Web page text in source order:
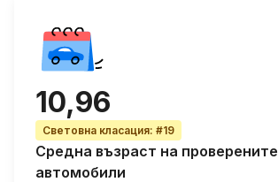
10,96
Световна класация: #19
Средна възраст на проверените
автомобили